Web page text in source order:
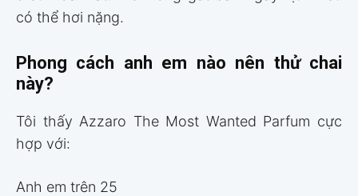
có thể hơi nặng.
Phong cách anh em nào nên thử chai
này?
Tôi thấy Azzaro The Most Wanted Parfum cực
hợp với:
Anh em trên 25